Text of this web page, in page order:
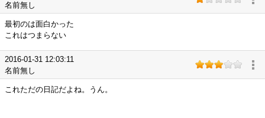
名前無し
最初のは面白かった
これはつまらない
2016-01-31 12:03:11
名前無し
これただの日記だよね。うん。